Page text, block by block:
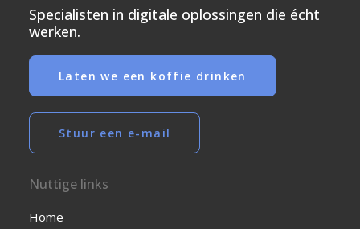
Specialisten in digitale oplossingen die écht
werken.
Laten we een koffie drinken
Stuur een e-mail
Nuttige links
Home